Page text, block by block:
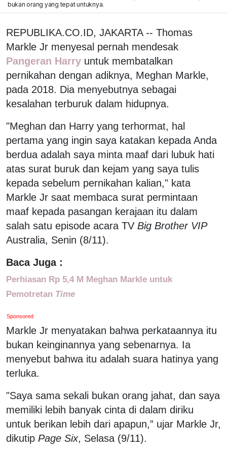
bukan orang yang tepat untuknya.
REPUBLIKA.CO.ID, JAKARTA -- Thomas
Markle Jr menyesal pernah mendesak
Pangeran Harry untuk membatalkan
pernikahan dengan adiknya, Meghan Markle,
pada 2018. Dia menyebutnya sebagai
kesalahan terburuk dalam hidupnya.
"Meghan dan Harry yang terhormat, hal
pertama yang ingin saya katakan kepada Anda
berdua adalah saya minta maaf dari lubuk hati
atas surat buruk dan kejam yang saya tulis
kepada sebelum pernikahan kalian," kata
Markle Jr saat membaca surat permintaan
maaf kepada pasangan kerajaan itu dalam
salah satu episode acara TV Big Brother VIP
Australia, Senin (8/11).
Baca Juga :
Perhiasan Rp 5,4 M Meghan Markle untuk
Pemotretan Time
Sponsored
Markle Jr menyatakan bahwa perkataannya itu
bukan keinginannya yang sebenarnya. Ia
menyebut bahwa itu adalah suara hatinya yang
terluka.
"Saya sama sekali bukan orang jahat, dan saya
memiliki lebih banyak cinta di dalam diriku
untuk berikan lebih dari apapun,” ujar Markle Jr,
dikutip Page Six, Selasa (9/11).